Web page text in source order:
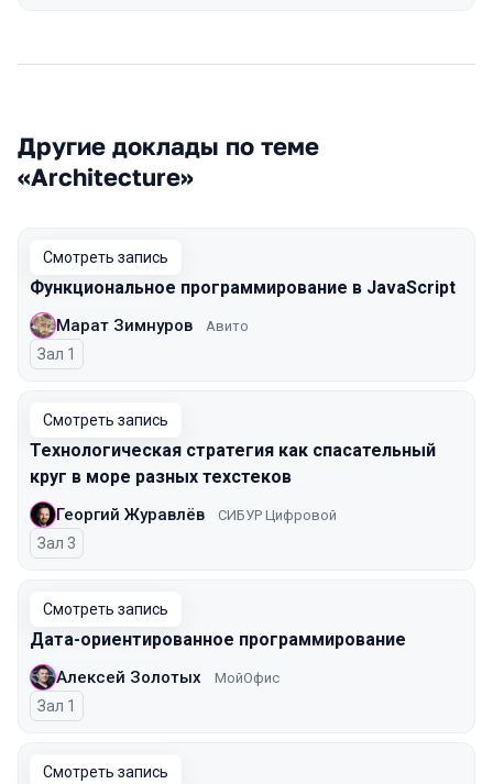
Другие доклады по теме
«Architecture»
Смотреть запись
Функциональное программирование в JavaScript
Марат Зимнуров Авито
Зал 1
Смотреть запись
Технологическая стратегия как спасательный
круг в море разных техстеков
Георгий Журавлёв СИБУР Цифровой
Зал 3
Смотреть запись
Дата-ориентированное программирование
Алексей Золотых МойОфис
Зал 1
Смотреть запись